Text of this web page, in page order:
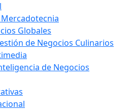
Globales
de Negocios Culinarios
de Negocios